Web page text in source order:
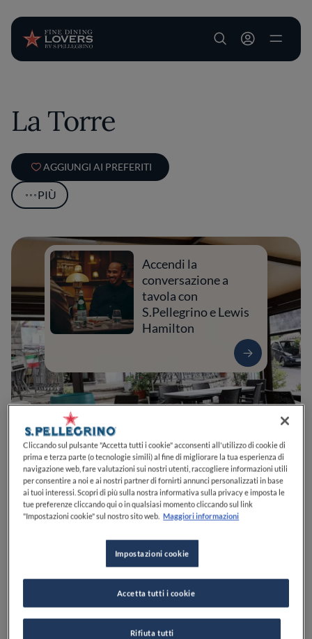
User account
La Torre
AGGIUNGI AI PREFERITI
PIÙ
0 0 0 0 0
Accendi la
conversazione a
tavola con
S.Pellegrino e Lewis
Hamilton
Massa LubrenseNA
Venerdì, 11:30-14:30, 18:30-22:30
VEDI ORARI
Cliccando sul pulsante "Accetta tutti i cookie" acconsenti all'utilizzo di cookie di
prima e terza parte (o tecnologie simili) al fine di migliorare la tua esperienza di
navigazione web, fare valutazioni sui nostri utenti, raccogliere informazioni utili
per consentire a noi e ai nostri partner di fornirti annunci personalizzati in base
ai tuoi interessi. Scopri di più sulla nostra informativa sulla privacy e imposta le
tue preferenze cliccando qui o in qualsiasi momento cliccando sul link
"Impostazioni cookie" sul nostro sito web. Maggiori informazioni
Impostazioni cookie
Rifiuta tutti
Accetta tutti i cookie